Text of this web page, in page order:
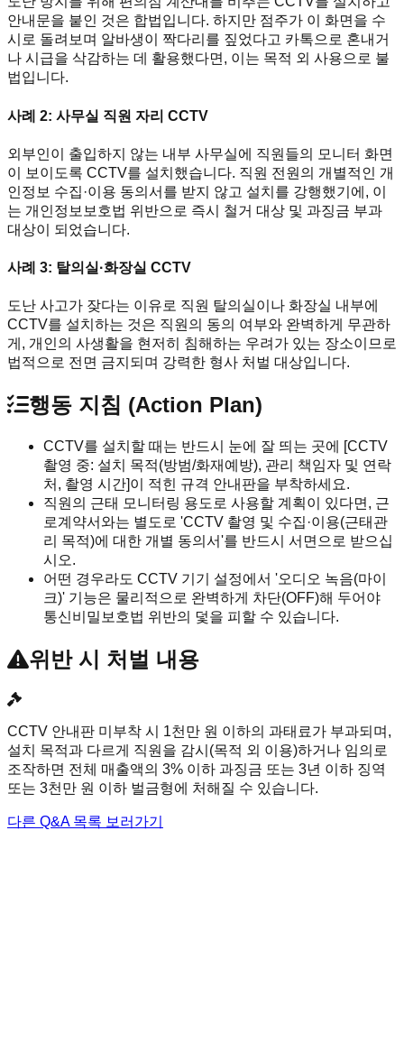
안내문을 붙인 것은 합법입니다. 하지만 점주가 이 화면을 수
시로 돌려보며 알바생이 짝다리를 짚었다고 카톡으로 혼내거
나 시급을 삭감하는 데 활용했다면, 이는 목적 외 사용으로 불
법입니다.
사례 2: 사무실 직원 자리 CCTV
외부인이 출입하지 않는 내부 사무실에 직원들의 모니터 화면
이 보이도록 CCTV를 설치했습니다. 직원 전원의 개별적인 개
인정보 수집·이용 동의서를 받지 않고 설치를 강행했기에, 이
는 개인정보보호법 위반으로 즉시 철거 대상 및 과징금 부과
대상이 되었습니다.
사례 3: 탈의실·화장실 CCTV
도난 사고가 잦다는 이유로 직원 탈의실이나 화장실 내부에
CCTV를 설치하는 것은 직원의 동의 여부와 완벽하게 무관하
게, 개인의 사생활을 현저히 침해하는 우려가 있는 장소이므로
법적으로 전면 금지되며 강력한 형사 처벌 대상입니다.
행동 지침 (Action Plan)
CCTV를 설치할 때는 반드시 눈에 잘 띄는 곳에 [CCTV
촬영 중: 설치 목적(방범/화재예방), 관리 책임자 및 연락
처, 촬영 시간]이 적힌 규격 안내판을 부착하세요.
직원의 근태 모니터링 용도로 사용할 계획이 있다면, 근
로계약서와는 별도로 'CCTV 촬영 및 수집·이용(근태관
리 목적)에 대한 개별 동의서'를 반드시 서면으로 받으십
시오.
어떤 경우라도 CCTV 기기 설정에서 '오디오 녹음(마이
크)' 기능은 물리적으로 완벽하게 차단(OFF)해 두어야
통신비밀보호법 위반의 덫을 피할 수 있습니다.
위반 시 처벌 내용
CCTV 안내판 미부착 시 1천만 원 이하의 과태료가 부과되며,
설치 목적과 다르게 직원을 감시(목적 외 이용)하거나 임의로
조작하면 전체 매출액의 3% 이하 과징금 또는 3년 이하 징역
또는 3천만 원 이하 벌금형에 처해질 수 있습니다.
다른 Q&A 목록 보러가기